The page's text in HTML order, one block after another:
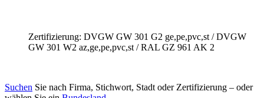
Zertifizierung: DVGW GW 301 G2 ge,pe,pvc,st / DVGW
GW 301 W2 az,ge,pe,pvc,st / RAL GZ 961 AK 2
Suchen Sie nach Firma, Stichwort, Stadt oder Zertifizierung – oder